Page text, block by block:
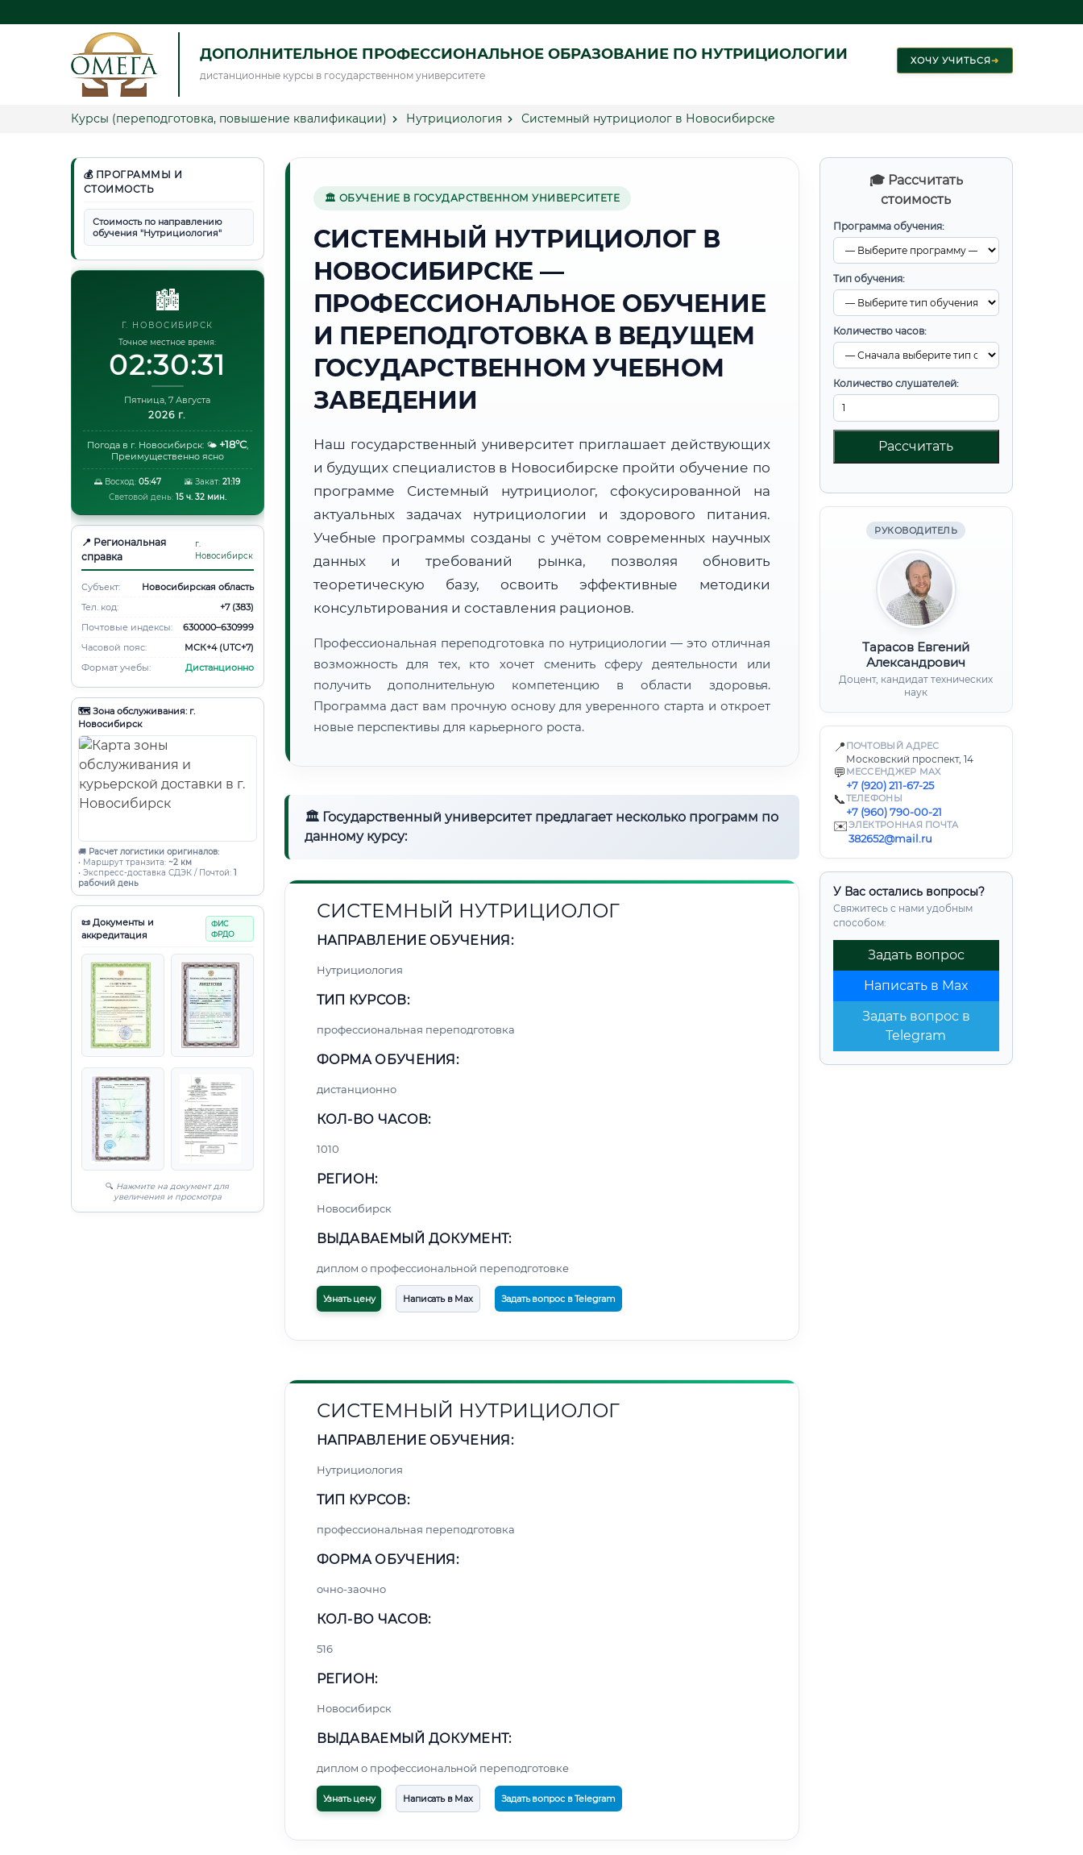
ДОПОЛНИТЕЛЬНОЕ ПРОФЕССИОНАЛЬНОЕ ОБРАЗОВАНИЕ ПО НУТРИЦИОЛОГИИ
дистанционные курсы в государственном университете
ХОЧУ УЧИТЬСЯ➜
Курсы (переподготовка, повышение квалификации) Нутрициология Системный нутрициолог в Новосибирске
💰 ПРОГРАММЫ И
СТОИМОСТЬ
Стоимость по направлению
обучения "Нутрициология"
🏙️
Г. НОВОСИБИРСК
Точное местное время:
02:30:32
Пятница, 7 Августа
2026 г.
Погода в г. Новосибирск: 🌤️ +18°C,
Преимущественно ясно
🌅 Восход: 05:47 🌇 Закат: 21:19
Световой день: 15 ч. 32 мин.
📍 Региональная
справка
г.
Новосибирск
Субъект:
Новосибирская область
Тел. код:
+7 (383)
Почтовые индексы:
630000–630999
Часовой пояс:
МСК+4 (UTC+7)
Формат учебы:
Дистанционно
🗺️ Зона обслуживания: г.
Новосибирск
🚚 Расчет логистики оригиналов:
• Маршрут транзита: ~2 км
• Экспресс-доставка СДЭК / Почтой: 1
рабочий день
📜 Документы и
аккредитация
ФИС
ФРДО
🔍 Нажмите на документ для
увеличения и просмотра
🎓 Рассчитать
стоимость
Программа обучения:
Тип обучения:
Количество часов:
Количество слушателей:
Рассчитать
РУКОВОДИТЕЛЬ
Тарасов Евгений
Александрович
Доцент, кандидат технических
наук
📍 ПОЧТОВЫЙ АДРЕС
Московский проспект, 14
💬 МЕССЕНДЖЕР MAX
+7 (920) 211-67-25
📞ТЕЛЕФОНЫ
+7 (960) 790-00-21
✉️ЭЛЕКТРОННАЯ ПОЧТА
382652@mail.ru
У Вас остались вопросы?
Свяжитесь с нами удобным
способом:
Задать вопрос
Написать в Max
Задать вопрос в
Telegram
🏛 ОБУЧЕНИЕ В ГОСУДАРСТВЕННОМ УНИВЕРСИТЕТЕ
СИСТЕМНЫЙ НУТРИЦИОЛОГ В
НОВОСИБИРСКЕ —
ПРОФЕССИОНАЛЬНОЕ ОБУЧЕНИЕ
И ПЕРЕПОДГОТОВКА В ВЕДУЩЕМ
ГОСУДАРСТВЕННОМ УЧЕБНОМ
ЗАВЕДЕНИИ
Наш государственный университет приглашает действующих
и будущих специалистов в Новосибирске пройти обучение по
программе Системный нутрициолог, сфокусированной на
актуальных задачах нутрициологии и здорового питания.
Учебные программы созданы с учётом современных научных
данных и требований рынка, позволяя обновить
теоретическую базу, освоить эффективные методики
консультирования и составления рационов.
Профессиональная переподготовка по нутрициологии — это отличная
возможность для тех, кто хочет сменить сферу деятельности или
получить дополнительную компетенцию в области здоровья.
Программа даст вам прочную основу для уверенного старта и откроет
новые перспективы для карьерного роста.
🏛 Государственный университет предлагает несколько программ по
данному курсу:
СИСТЕМНЫЙ НУТРИЦИОЛОГ
НАПРАВЛЕНИЕ ОБУЧЕНИЯ:
Нутрициология
ТИП КУРСОВ:
профессиональная переподготовка
ФОРМА ОБУЧЕНИЯ:
дистанционно
КОЛ-ВО ЧАСОВ:
1010
РЕГИОН:
Новосибирск
ВЫДАВАЕМЫЙ ДОКУМЕНТ:
диплом о профессиональной переподготовке
Узнать цену Написать в Max Задать вопрос в Telegram
СИСТЕМНЫЙ НУТРИЦИОЛОГ
НАПРАВЛЕНИЕ ОБУЧЕНИЯ:
Нутрициология
ТИП КУРСОВ:
профессиональная переподготовка
ФОРМА ОБУЧЕНИЯ:
очно-заочно
КОЛ-ВО ЧАСОВ:
516
РЕГИОН:
Новосибирск
ВЫДАВАЕМЫЙ ДОКУМЕНТ:
диплом о профессиональной переподготовке
Узнать цену Написать в Max Задать вопрос в Telegram